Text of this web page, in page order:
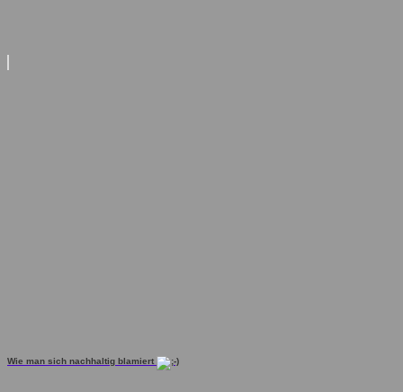
Wie man sich nachhaltig blamiert